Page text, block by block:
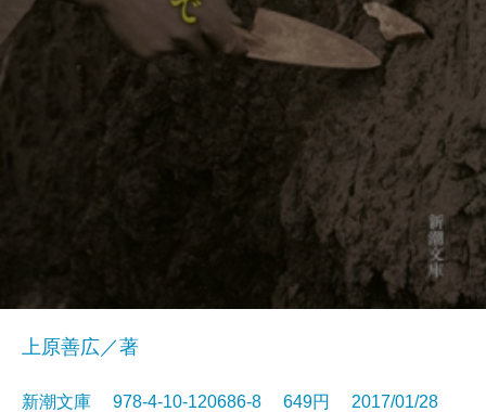
上原善広／著
新潮文庫 978-4-10-120686-8 649円 2017/01/28